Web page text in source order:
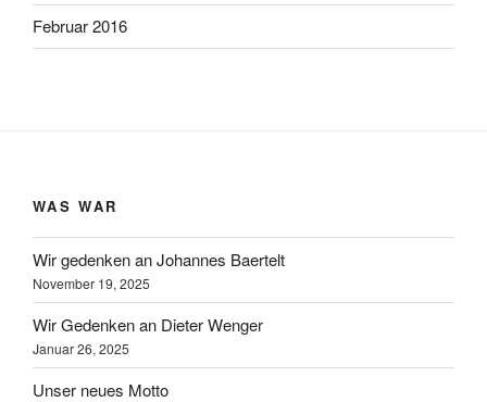
Februar 2016
WAS WAR
Wir gedenken an Johannes Baertelt
November 19, 2025
Wir Gedenken an Dieter Wenger
Januar 26, 2025
Unser neues Motto